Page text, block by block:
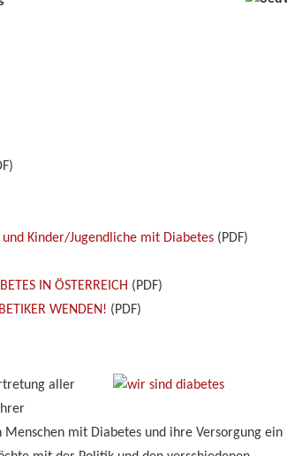
Kinder/Jugendliche mit Diabetes (PDF)
IN ÖSTERREICH (PDF)
WENDEN! (PDF)
aller
mit Diabetes und ihre Versorgung ein